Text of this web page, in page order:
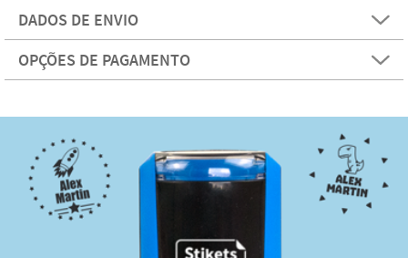
DADOS DE ENVIO
OPÇÕES DE PAGAMENTO